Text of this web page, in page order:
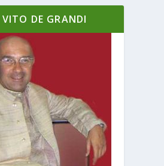
DE GRANDI